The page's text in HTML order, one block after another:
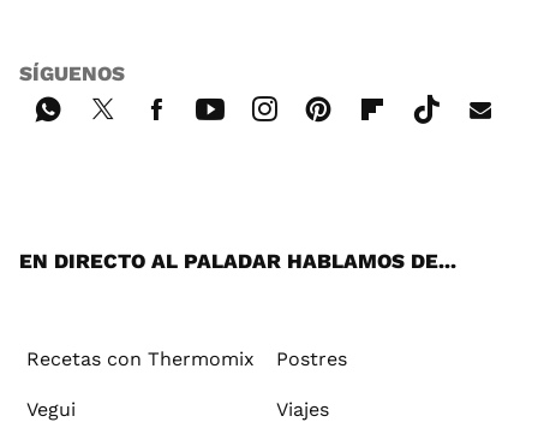
SÍGUENOS
EN DIRECTO AL PALADAR HABLAMOS DE...
Recetas con Thermomix Postres
Vegui Viajes